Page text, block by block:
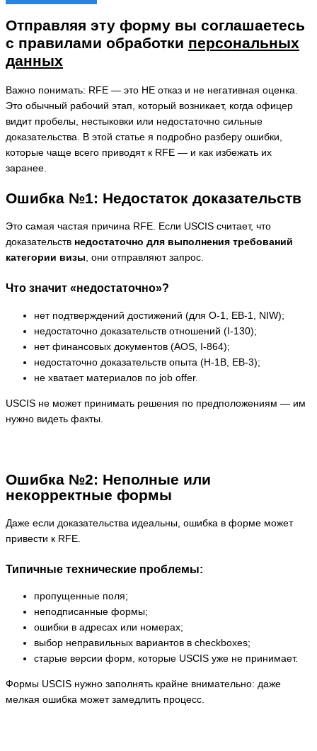
Отправляя эту форму вы соглашаетесь
с правилами обработки персональных
данных
Важно понимать: RFE — это НЕ отказ и не негативная оценка.
Это обычный рабочий этап, который возникает, когда офицер
видит пробелы, нестыковки или недостаточно сильные
доказательства. В этой статье я подробно разберу ошибки,
которые чаще всего приводят к RFE — и как избежать их
заранее.
Ошибка №1: Недостаток доказательств
Это самая частая причина RFE. Если USCIS считает, что
доказательств недостаточно для выполнения требований
категории визы, они отправляют запрос.
Что значит «недостаточно»?
нет подтверждений достижений (для O-1, EB-1, NIW);
недостаточно доказательств отношений (I-130);
нет финансовых документов (AOS, I-864);
недостаточно доказательств опыта (H-1B, EB-3);
не хватает материалов по job offer.
USCIS не может принимать решения по предположениям — им
нужно видеть факты.
Ошибка №2: Неполные или
некорректные формы
Даже если доказательства идеальны, ошибка в форме может
привести к RFE.
Типичные технические проблемы:
пропущенные поля;
неподписанные формы;
ошибки в адресах или номерах;
выбор неправильных вариантов в checkboxes;
старые версии форм, которые USCIS уже не принимает.
Формы USCIS нужно заполнять крайне внимательно: даже
мелкая ошибка может замедлить процесс.